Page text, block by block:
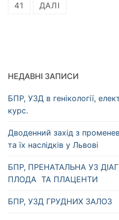
записів
41 ДАЛІ
НЕДАВНІ ЗАПИСИ
БПР, УЗД в генікології,
курс.
Дводенний захід з
та їх наслідків у Львові
БПР, ПРЕНАТАЛЬНА УЗ
ПЛОДА ТА ПЛАЦЕНТИ
БПР, УЗД ГРУДНИХ ЗАЛОЗ